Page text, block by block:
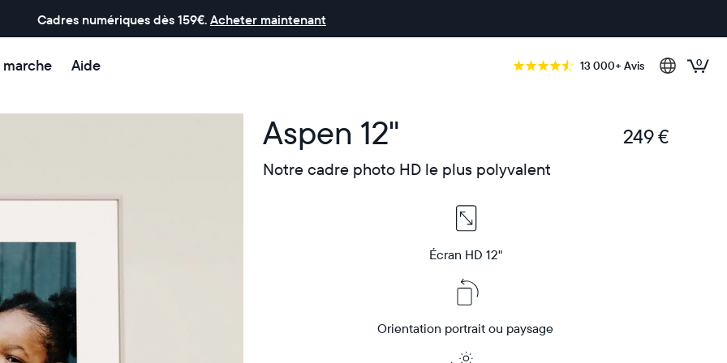
Cadres numériques dès 159€. Acheter maintenant
Aide 13 000+ Avis 0
Aspen 12" 249 €
€
Notre cadre photo HD le plus polyvalent
Écran HD 12"
Orientation portrait ou paysage